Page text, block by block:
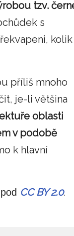
tzv.
s
kolik
příliš mnoho
je-li většina
oblasti
v podobě
k hlavní
CC BY 2.0.